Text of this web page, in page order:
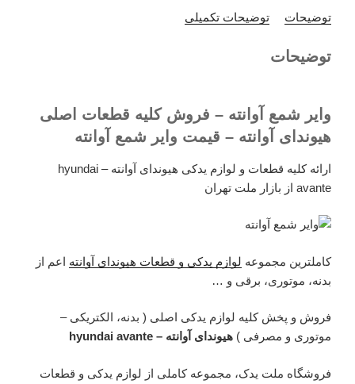
توضیحات توضیحات تکمیلی
توضیحات
وایر شمع آوانته – فروش کلیه قطعات اصلی
هیوندای آوانته – قیمت وایر شمع آوانته
ارائه کلیه قطعات و لوازم یدکی هیوندای آوانته – hyundai
avante از بازار ملت تهران
کاملترین مجموعه لوازم یدکی و قطعات هیوندای آوانته اعم از
بدنه، موتوری، برقی و …
فروش و پخش کلیه لوازم یدکی اصلی ( بدنه، الکتریکی –
موتوری و مصرفی ) هیوندای آوانته – hyundai avante
فروشگاه ملت یدک، مجموعه کاملی از لوازم یدکی و قطعات